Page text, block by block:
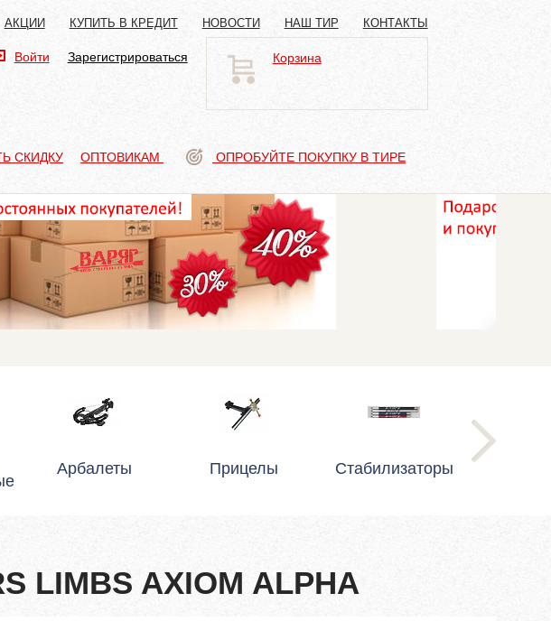
АКЦИИ КУПИТЬ В КРЕДИТ НОВОСТИ НАШ ТИР КОНТАКТЫ
Войти Зарегистрироваться Корзина
СКИДКУ ОПТОВИКАМ ОПРОБУЙТЕ ПОКУПКУ В ТИРЕ
Арбалеты Прицелы Стабилизаторы
LIMBS AXIOM ALPHA